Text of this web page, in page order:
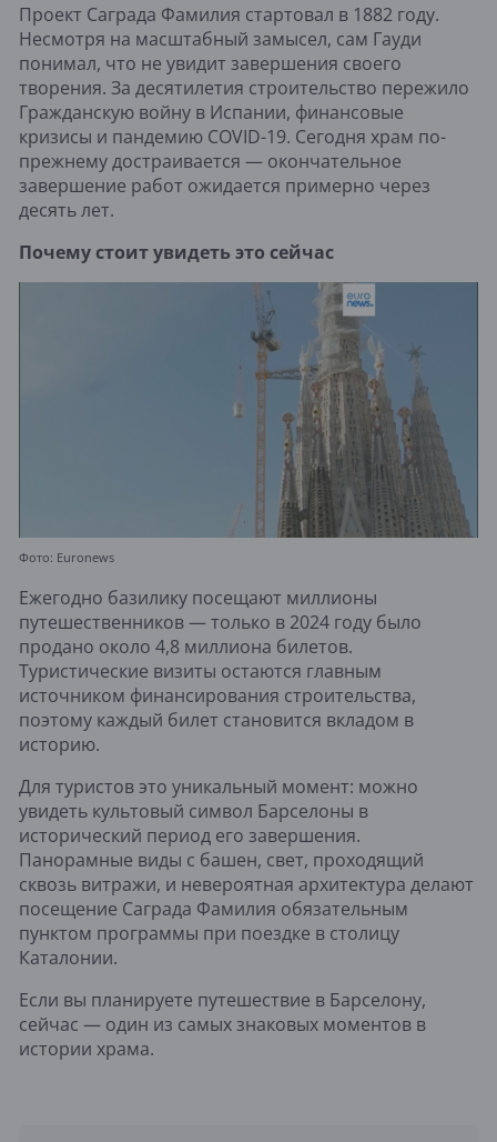
Проект Саграда Фамилия стартовал в 1882 году.
Несмотря на масштабный замысел, сам Гауди
понимал, что не увидит завершения своего
творения. За десятилетия строительство пережило
Гражданскую войну в Испании, финансовые
кризисы и пандемию COVID-19. Сегодня храм по-
прежнему достраивается — окончательное
завершение работ ожидается примерно через
десять лет.
Почему стоит увидеть это сейчас
Фото: Euronews
Ежегодно базилику посещают миллионы
путешественников — только в 2024 году было
продано около 4,8 миллиона билетов.
Туристические визиты остаются главным
источником финансирования строительства,
поэтому каждый билет становится вкладом в
историю.
Для туристов это уникальный момент: можно
увидеть культовый символ Барселоны в
исторический период его завершения.
Панорамные виды с башен, свет, проходящий
сквозь витражи, и невероятная архитектура делают
посещение Саграда Фамилия обязательным
пунктом программы при поездке в столицу
Каталонии.
Если вы планируете путешествие в Барселону,
сейчас — один из самых знаковых моментов в
истории храма.